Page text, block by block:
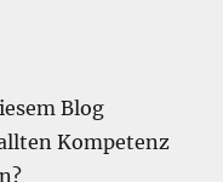
Blog
Kompetenz